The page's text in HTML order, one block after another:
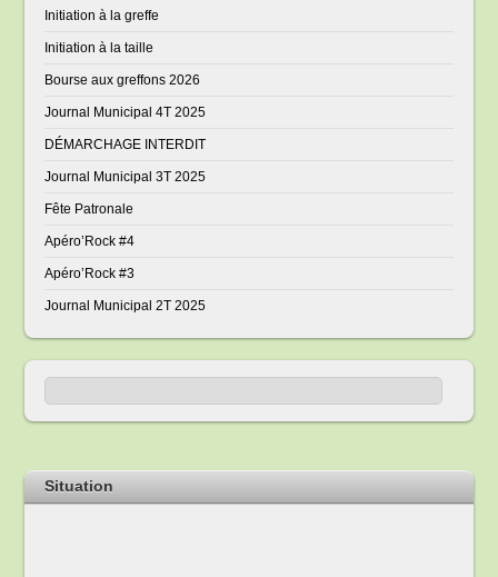
Initiation à la greffe
Initiation à la taille
Bourse aux greffons 2026
Journal Municipal 4T 2025
DÉMARCHAGE INTERDIT
Journal Municipal 3T 2025
Fête Patronale
Apéro’Rock #4
Apéro’Rock #3
Journal Municipal 2T 2025
Situation